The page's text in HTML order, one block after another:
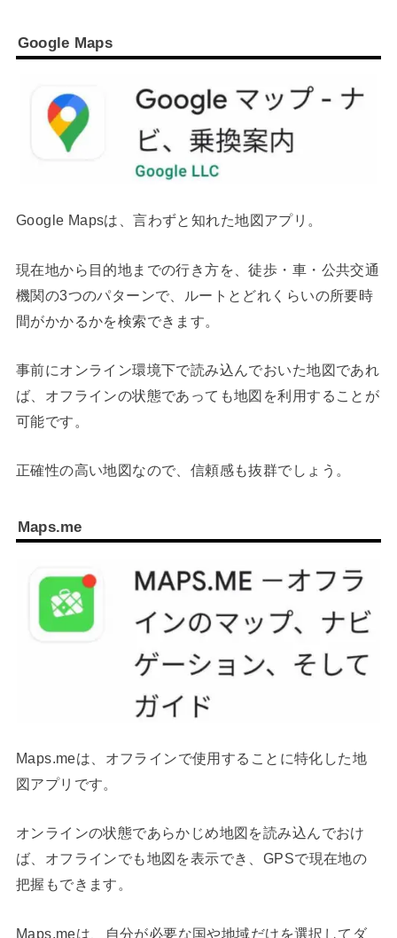
Google Maps
Google Mapsは、言わずと知れた地図アプリ。
現在地から目的地までの行き方を、徒歩・車・公共交通
機関の3つのパターンで、ルートとどれくらいの所要時
間がかかるかを検索できます。
事前にオンライン環境下で読み込んでおいた地図であれ
ば、オフラインの状態であっても地図を利用することが
可能です。
正確性の高い地図なので、信頼感も抜群でしょう。
Maps.me
Maps.meは、オフラインで使用することに特化した地
図アプリです。
オンラインの状態であらかじめ地図を読み込んでおけ
ば、オフラインでも地図を表示でき、GPSで現在地の
把握もできます。
Maps.meは、自分が必要な国や地域だけを選択してダ